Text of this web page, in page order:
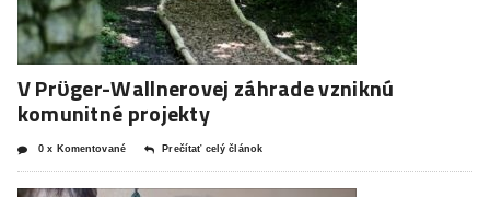
V Prϋger-Wallnerovej záhrade vzniknú
komunitné projekty
0 x Komentované Prečítať celý článok